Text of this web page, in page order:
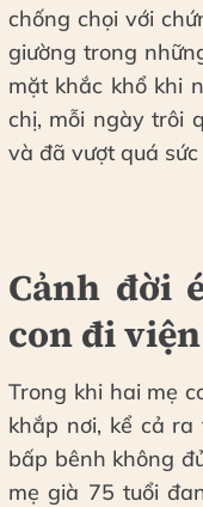
chống chọi với
giường trong
mặt khắc khổ khi
chị, mỗi ngày trôi
và đã vượt quá
Cảnh đời
con đi viện
Trong khi hai mẹ
khắp nơi, kể cả
bấp bênh không
mẹ già 75 tuổi